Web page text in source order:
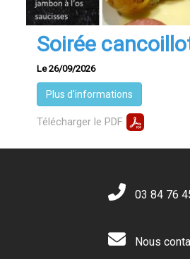
Soirée
Le 26/09/2026
Plus d'informations
Télécharger le PDF
03 84 76
Nous